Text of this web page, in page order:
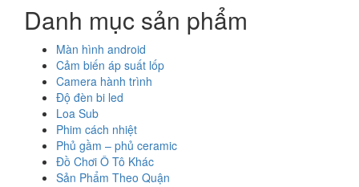
Danh mục sản phẩm
Màn hình android
Cảm biến áp suất lốp
Camera hành trình
Độ đèn bi led
Loa Sub
Phim cách nhiệt
Phủ gầm – phủ ceramic
Đồ Chơi Ô Tô Khác
Sản Phẩm Theo Quận